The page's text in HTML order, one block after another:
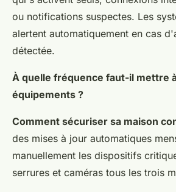
ou notifications suspectes. Les
alertent automatiquement en cas
détectée.
À quelle fréquence faut-il mettre
équipements ?
Comment sécuriser sa maison
des mises à jour automatiques
manuellement les dispositifs
serrures et caméras tous les trois